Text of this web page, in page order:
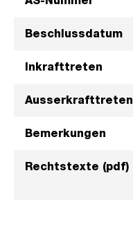
Beschlussdatum
Inkrafttreten
Ausserkrafttreten
Bemerkungen
Rechtstexte (pdf)